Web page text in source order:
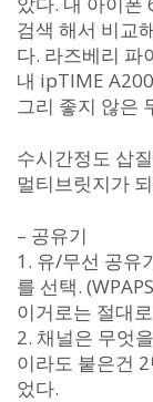
검색 해서 비교
다. 라즈베리 파
내 ipTIME
그리 좋지 않은
수시간정도 삽
멀티브릿지가
– 공유기
1. 유/무선 공유
를 선택.
이거로는 절대
2. 채널은 무엇
이라도 붙은건
었다.